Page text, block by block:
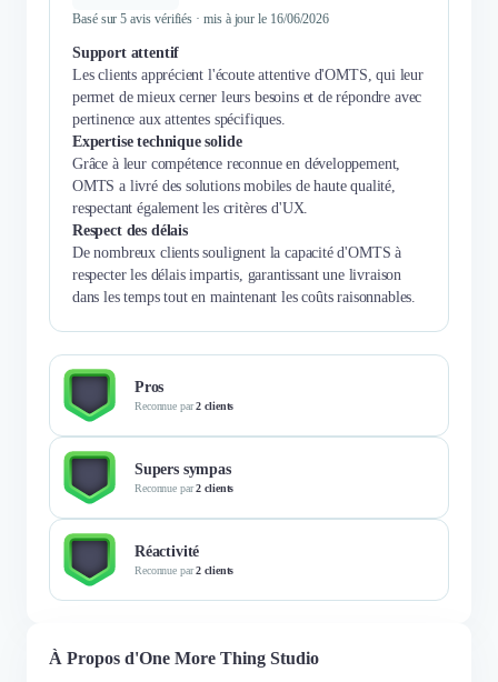
Basé sur 5 avis vérifiés · mis à jour le 16/06/2026
Support attentif
Les clients apprécient l'écoute attentive d'OMTS, qui leur
permet de mieux cerner leurs besoins et de répondre avec
pertinence aux attentes spécifiques.
Expertise technique solide
Grâce à leur compétence reconnue en développement,
OMTS a livré des solutions mobiles de haute qualité,
respectant également les critères d'UX.
Respect des délais
De nombreux clients soulignent la capacité d'OMTS à
respecter les délais impartis, garantissant une livraison
dans les temps tout en maintenant les coûts raisonnables.
Pros
Reconnue par2 clients
Supers sympas
Reconnue par2 clients
Réactivité
Reconnue par2 clients
À Propos d'One More Thing Studio